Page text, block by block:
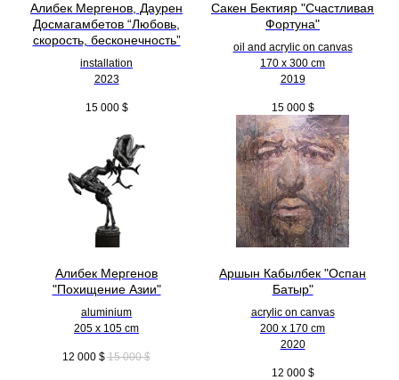
Алибек Мергенов, Даурен
Досмагамбетов “Любовь,
скорость, бесконечность”
installation
2023
15 000 $
Сакен Бектияр "Счастливая
Фортуна"
oil and acrylic on canvas
170 x 300 cm
2019
15 000 $
Алибек Мергенов
"Похищение Азии"
aluminium
205 x 105 cm
12 000 $ 15 000 $
Аршын Кабылбек "Оспан
Батыр"
acrylic on canvas
200 x 170 cm
2020
12 000 $